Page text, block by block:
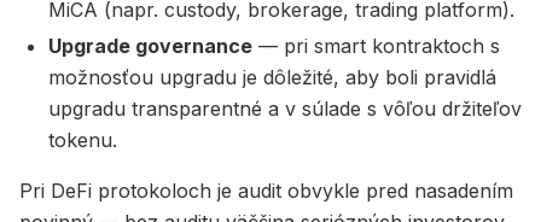
MiCA (napr. custody, brokerage, trading platform).
Upgrade governance — pri smart kontraktoch s
možnosťou upgradu je dôležité, aby boli pravidlá
upgradu transparentné a v súlade s vôľou držiteľov
tokenu.
Pri DeFi protokoloch je audit obvykle pred nasadením